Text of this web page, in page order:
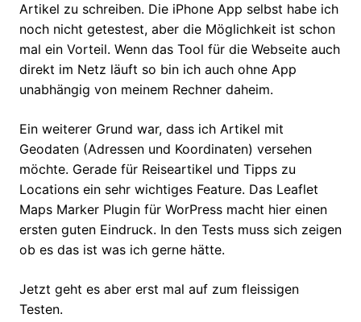
Artikel zu schreiben. Die iPhone App selbst habe ich
noch nicht getestest, aber die Möglichkeit ist schon
mal ein Vorteil. Wenn das Tool für die Webseite auch
direkt im Netz läuft so bin ich auch ohne App
unabhängig von meinem Rechner daheim.
Ein weiterer Grund war, dass ich Artikel mit
Geodaten (Adressen und Koordinaten) versehen
möchte. Gerade für Reiseartikel und Tipps zu
Locations ein sehr wichtiges Feature. Das Leaflet
Maps Marker Plugin für WorPress macht hier einen
ersten guten Eindruck. In den Tests muss sich zeigen
ob es das ist was ich gerne hätte.
Jetzt geht es aber erst mal auf zum fleissigen
Testen.